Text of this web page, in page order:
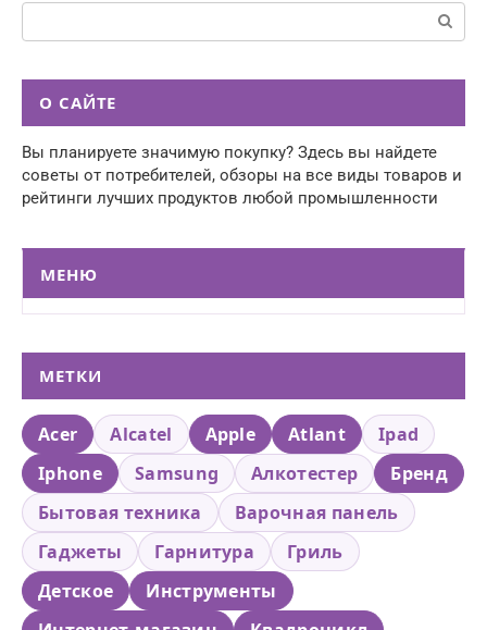
Поиск:
О САЙТЕ
Вы планируете значимую покупку? Здесь вы найдете
советы от потребителей, обзоры на все виды товаров и
рейтинги лучших продуктов любой промышленности
МЕНЮ
МЕТКИ
Acer Alcatel Apple Atlant
Ipad
Iphone
Samsung Алкотестер
Бренд
Бытовая техника
Варочная панель
Гаджеты
Гарнитура
Гриль
Детское
Инструменты